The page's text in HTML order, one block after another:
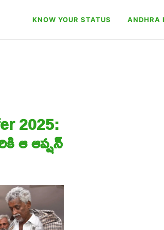
KNOW YOUR STATUS ANDHRA
2025:
ఆ ఆప్షన్